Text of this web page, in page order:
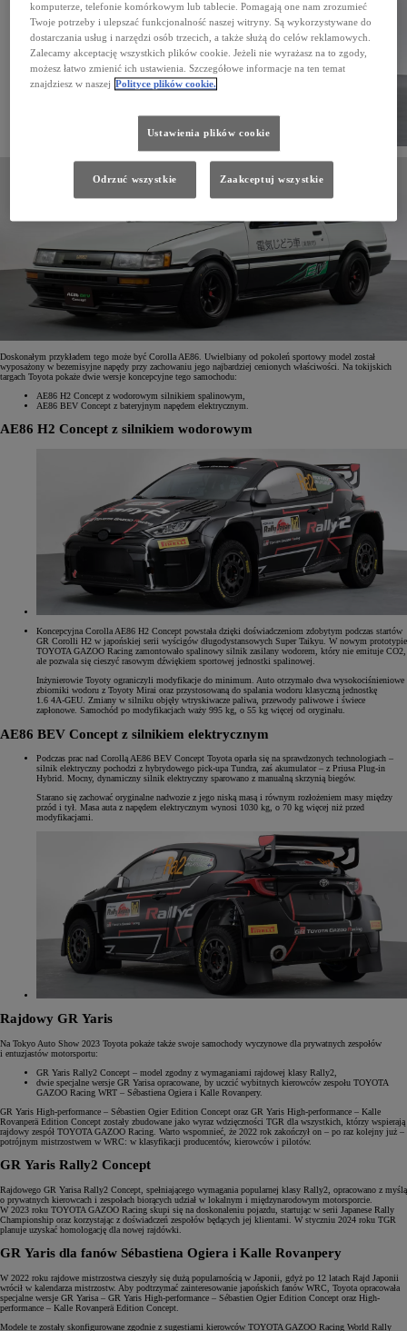
Doskonałym przykładem tego może być Corolla AE86. Uwielbiany od pokoleń sportowy model został
wyposażony w bezemisyjne napędy przy zachowaniu jego najbardziej cenionych właściwości. Na tokijskich
targach Toyota pokaże dwie wersje koncepcyjne tego samochodu:
AE86 H2 Concept z wodorowym silnikiem spalinowym,
AE86 BEV Concept z bateryjnym napędem elektrycznym.
AE86 H2 Concept z silnikiem wodorowym
Koncepcyjna Corolla AE86 H2 Concept powstała dzięki doświadczeniom zdobytym podczas startów
GR Corolli H2 w japońskiej serii wyścigów długodystansowych Super Taikyu. W nowym prototypie
TOYOTA GAZOO Racing zamontowało spalinowy silnik zasilany wodorem, który nie emituje CO2,
ale pozwala się cieszyć rasowym dźwiękiem sportowej jednostki spalinowej.
Inżynierowie Toyoty ograniczyli modyfikacje do minimum. Auto otrzymało dwa wysokociśnieniowe
zbiorniki wodoru z Toyoty Mirai oraz przystosowaną do spalania wodoru klasyczną jednostkę
1.6 4A-GEU. Zmiany w silniku objęły wtryskiwacze paliwa, przewody paliwowe i świece
zapłonowe. Samochód po modyfikacjach waży 995 kg, o 55 kg więcej od oryginału.
AE86 BEV Concept z silnikiem elektrycznym
Podczas prac nad Corollą AE86 BEV Concept Toyota oparła się na sprawdzonych technologiach –
silnik elektryczny pochodzi z hybrydowego pick-upa Tundra, zaś akumulator – z Priusa Plug-in
Hybrid. Mocny, dynamiczny silnik elektryczny sparowano z manualną skrzynią biegów.
Starano się zachować oryginalne nadwozie z jego niską masą i równym rozłożeniem masy między
przód i tył. Masa auta z napędem elektrycznym wynosi 1030 kg, o 70 kg więcej niż przed
modyfikacjami.
Rajdowy GR Yaris
Na Tokyo Auto Show 2023 Toyota pokaże także swoje samochody wyczynowe dla prywatnych zespołów
i entuzjastów motorsportu:
GR Yaris Rally2 Concept – model zgodny z wymaganiami rajdowej klasy Rally2,
dwie specjalne wersje GR Yarisa opracowane, by uczcić wybitnych kierowców zespołu TOYOTA
GAZOO Racing WRT – Sébastiena Ogiera i Kalle Rovanpery.
GR Yaris High-performance – Sébastien Ogier Edition Concept oraz GR Yaris High-performance – Kalle
Rovanperä Edition Concept zostały zbudowane jako wyraz wdzięczności TGR dla wszystkich, którzy wspierają
rajdowy zespół TOYOTA GAZOO Racing. Warto wspomnieć, że 2022 rok zakończył on – po raz kolejny już –
potrójnym mistrzostwem w WRC: w klasyfikacji producentów, kierowców i pilotów.
GR Yaris Rally2 Concept
Rajdowego GR Yarisa Rally2 Concept, spełniającego wymagania popularnej klasy Rally2, opracowano z myślą
o prywatnych kierowcach i zespołach biorących udział w lokalnym i międzynarodowym motorsporcie.
W 2023 roku TOYOTA GAZOO Racing skupi się na doskonaleniu pojazdu, startując w serii Japanese Rally
Championship oraz korzystając z doświadczeń zespołów będących jej klientami. W styczniu 2024 roku TGR
planuje uzyskać homologację dla nowej rajdówki.
GR Yaris dla fanów Sébastiena Ogiera i Kalle Rovanpery
W 2022 roku rajdowe mistrzostwa cieszyły się dużą popularnością w Japonii, gdyż po 12 latach Rajd Japonii
wrócił w kalendarza mistrzostw. Aby podtrzymać zainteresowanie japońskich fanów WRC, Toyota opracowała
specjalne wersje GR Yarisa – GR Yaris High-performance – Sébastien Ogier Edition Concept oraz High-
performance – Kalle Rovanperä Edition Concept.
Modele te zostały skonfigurowane zgodnie z sugestiami kierowców TOYOTA GAZOO Racing World Rally
komputerze, telefonie komórkowym lub tablecie. Pomagają one nam zrozumieć
Twoje potrzeby i ulepszać funkcjonalność naszej witryny. Są wykorzystywane do
dostarczania usług i narzędzi osób trzecich, a także służą do celów reklamowych.
Zalecamy akceptację wszystkich plików cookie. Jeżeli nie wyrażasz na to zgody,
możesz łatwo zmienić ich ustawienia. Szczegółowe informacje na ten temat
znajdziesz w naszej Polityce plików cookie.
Ustawienia plików cookie
Odrzuć wszystkie Zaakceptuj wszystkie